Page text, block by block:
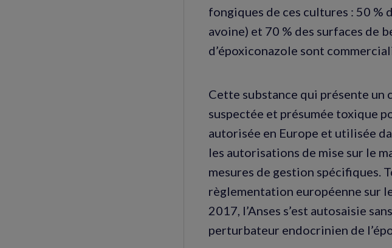
fongiques de ces cultures : 50 %
avoine) et 70 % des surfaces de
d’époxiconazole sont
Cette substance qui présente
suspectée et présumée toxique
autorisée en Europe et utilisée
les autorisations de mise sur le
mesures de gestion spécifiques.
règlementation européenne sur
2017, l’Anses s’est autosaisie
perturbateur endocrinien de